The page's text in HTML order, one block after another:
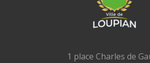
1 place Charles de